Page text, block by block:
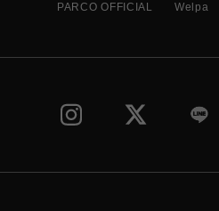
PARCO OFFICIAL Welpa